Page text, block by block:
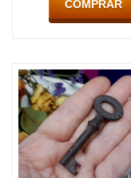
COMPRAR